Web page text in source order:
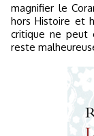
magnifier le
hors Histoire et
critique ne peut
reste